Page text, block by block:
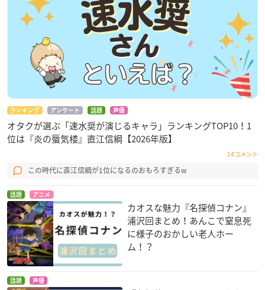
ランキング アンケート 話題 声優
オタクが選ぶ「速水奨が演じるキャラ」ランキングTOP10！1
位は『炎の蜃気楼』直江信綱【2026年版】
14コメント
この時代に直江信綱が1位になるのおもろすぎるw
話題 アニメ
カオスな魅力『名探偵コナン』
浦沢回まとめ！あんこで窒息死
に様子のおかしい老人ホー
ム！？
話題 声優